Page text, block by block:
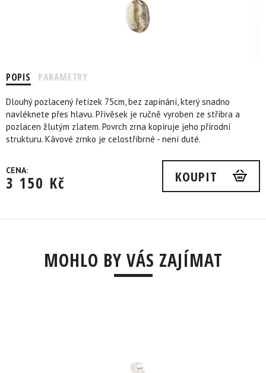
POPIS PARAMETRY
Dlouhý pozlacený řetízek 75cm, bez zapínání, který snadno
navléknete přes hlavu. Přívěsek je ručně vyroben ze stříbra a
pozlacen žlutým zlatem. Povrch zrna kopíruje jeho přírodní
strukturu. Kávové zrnko je celostříbrné - není duté.
KOUPIT
CENA:
3 150 Kč
MOHLO BY VÁS ZAJÍMAT